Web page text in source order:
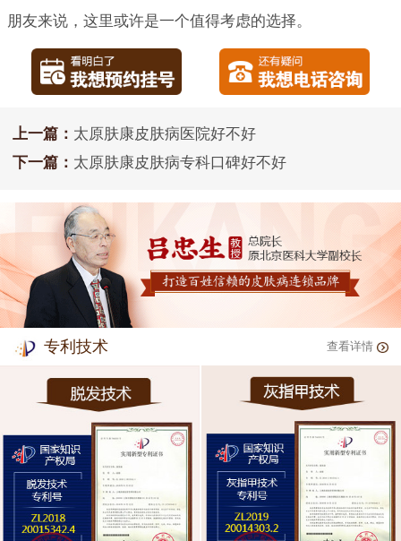
朋友来说，这里或许是一个值得考虑的选择。
上一篇： 太原肤康皮肤病医院好不好
下一篇： 太原肤康皮肤病专科口碑好不好
专利技术 查看详情